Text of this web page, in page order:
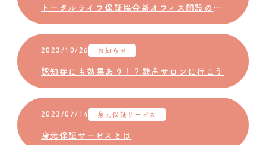
トータルライフ保証協会新オフィス開設のお知らせ
2023/10/26 お知らせ
認知症にも効果あり！？歌声サロンに行こう
2023/07/14 身元保証サービス
身元保証サービスとは